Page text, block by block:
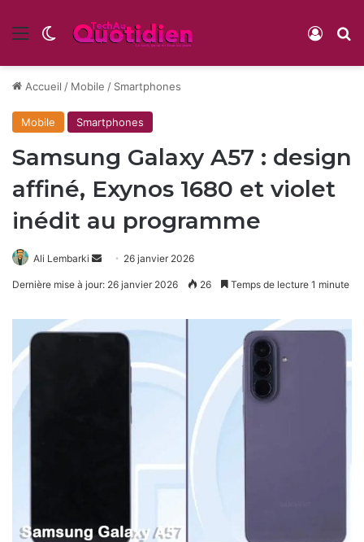
Menu Switch skin
Accueil / Mobile / Smartphones
Mobile Smartphones
Samsung Galaxy A57 : design
affiné, Exynos 1680 et violet
inédit au programme
Ali Lembarki
Envoyer26 janvier 2026
Dernière mise à jour: 26 janvier 2026 26 Temps de lecture 1 minute